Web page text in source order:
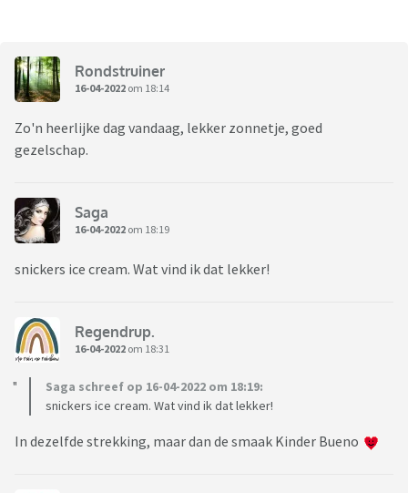
Rondstruiner
16-04-2022 om 18:14
Zo'n heerlijke dag vandaag, lekker zonnetje, goed
gezelschap.
Saga
16-04-2022 om 18:19
snickers ice cream. Wat vind ik dat lekker!
Regendrup.
16-04-2022 om 18:31
Saga schreef op 16-04-2022 om 18:19:
snickers ice cream. Wat vind ik dat lekker!
In dezelfde strekking, maar dan de smaak Kinder Bueno